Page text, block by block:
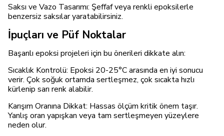
Saksı ve Vazo Tasarımı: Şeffaf veya renkli epoksilerle
benzersiz saksılar yaratabilirsiniz.
İpuçları ve Püf Noktalar
Başarılı epoksi projeleri için bu önerileri dikkate alın:
Sıcaklık Kontrolü: Epoksi 20-25°C arasında en iyi sonucu
verir. Çok soğuk ortamda sertleşmez, çok sıcakta hızlı
kürlenip sarı renk alabilir.
Karışım Oranına Dikkat: Hassas ölçüm kritik önem taşır.
Yanlış oran yapışkan veya tam sertleşmeyen yüzeylere
neden olur.